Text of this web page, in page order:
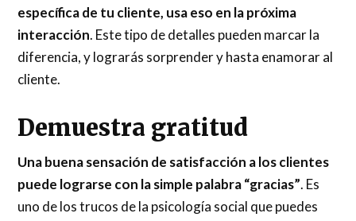
específica de tu cliente, usa eso en la próxima
interacción. Este tipo de detalles pueden marcar la
diferencia, y lograrás sorprender y hasta enamorar al
cliente.
Demuestra gratitud
Una buena sensación de satisfacción a los clientes
puede lograrse con la simple palabra “gracias”. Es
uno de los trucos de la psicología social que puedes